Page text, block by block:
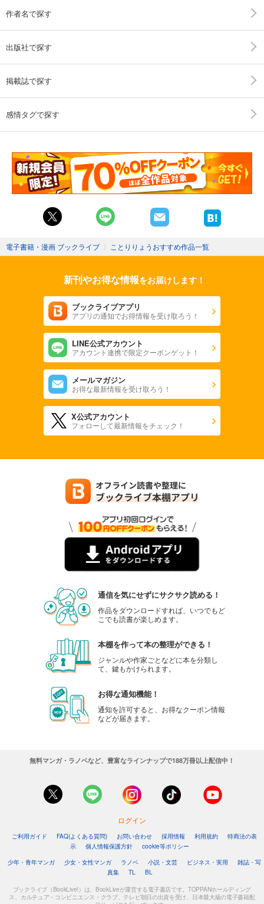
作者名で探す
出版社で探す
掲載誌で探す
感情タグで探す
電子書籍・漫画 ブックライブ 〉 ことりりょうおすすめ作品一覧
新刊やお得な情報をお届けします！
ブックライブアプリ
アプリの通知でお得情報を受け取ろう！
LINE公式アカウント
アカウント連携で限定クーポンゲット！
メールマガジン
お得な最新情報を受け取ろう！
X公式アカウント
フォローして最新情報をチェック！
通信を気にせずにサクサク読める！
作品をダウンロードすれば、いつでもど
こでも読書が楽しめます。
本棚を作って本の整理ができる！
ジャンルや作家ごとなどに本を分類し
て、鍵もかけられます。
お得な通知機能！
通知を許可すると、お得なクーポン情報
などが届きます。
無料マンガ・ラノベなど、豊富なラインナップで188万冊以上配信中！
ログイン
ご利用ガイド FAQ(よくある質問) お問い合わせ 採用情報 利用規約
特商法の表
示
個人情報保護方針
cookie等ポリシー
少年・青年マンガ
少女・女性マンガ ラノベ 小説・文芸 ビジネス・実用
雑誌・写
真集
TL BL
ブックライブ（BookLive!）は、BookLiveが運営する電子書店です。TOPPANホールディング
ス、カルチュア・コンビニエンス・クラブ、テレビ朝日の出資を受け、日本最大級の電子書籍配